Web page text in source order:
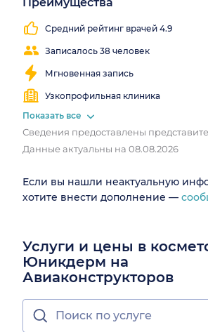
Средний рейтинг врачей 4.9
Записалось 38 человек
Мгновенная запись
Узкопрофильная клиника
Работаем
выходные
Показать все
Сведения предоставлены
Данные актуальны на 08.08.2026
Если вы нашли неактуальную
хотите внести дополнение —
Услуги и цены в
Юникдерм на
Авиаконструкторов